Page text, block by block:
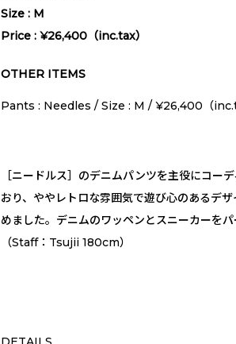
Size : M
Price : ¥26,400（inc.tax）
OTHER ITEMS
Pants : Needles / Size : M / ¥26,400（
［ニードルス］のデニムパンツを主役にコー
おり、ややレトロな雰囲気で遊び心のあるデ
めました。デニムのワッペンとスニーカーを
（Staff：Tsujii 180cm）